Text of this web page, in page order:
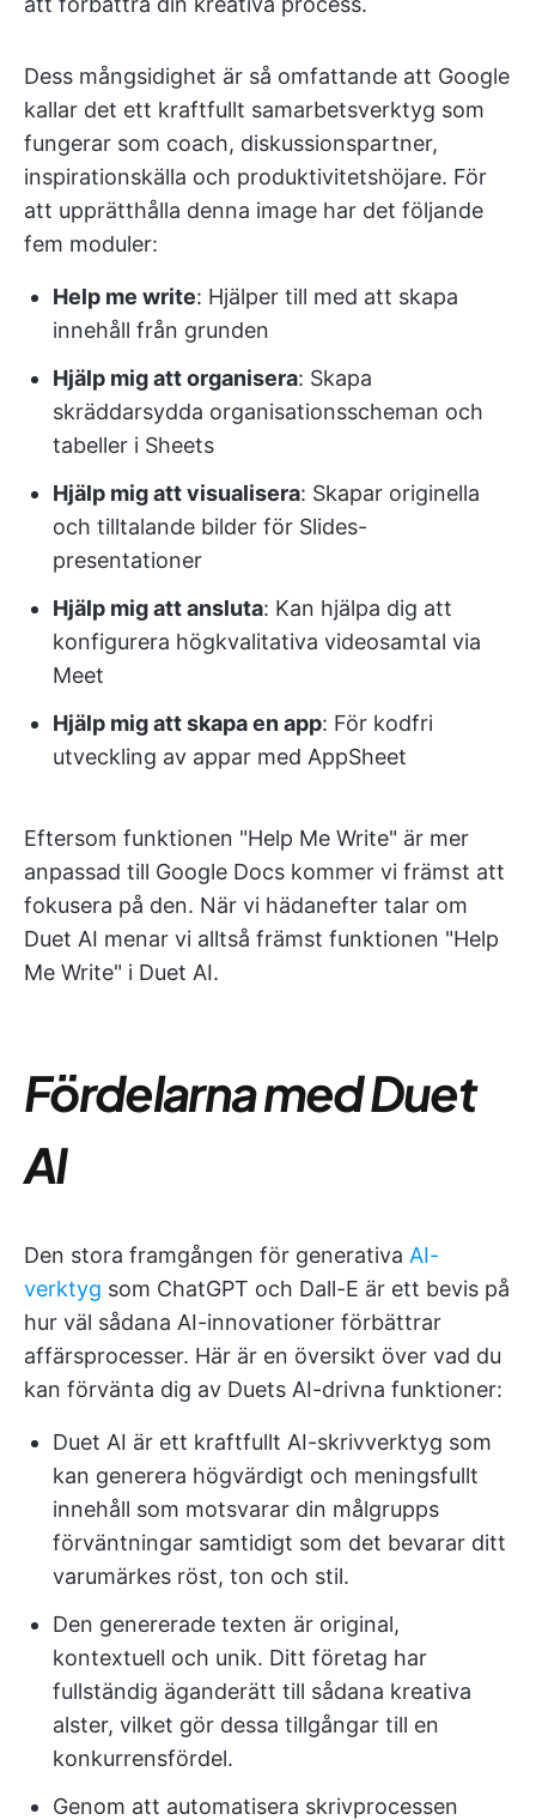
Dess mångsidighet är så omfattande att Google
kallar det ett kraftfullt samarbetsverktyg som
fungerar som coach, diskussionspartner,
inspirationskälla och produktivitetshöjare. För
att upprätthålla denna image har det följande
fem moduler:
Help me write: Hjälper till med att skapa
innehåll från grunden
Hjälp mig att organisera: Skapa
skräddarsydda organisationsscheman och
tabeller i Sheets
Hjälp mig att visualisera: Skapar originella
och tilltalande bilder för Slides-
presentationer
Hjälp mig att ansluta: Kan hjälpa dig att
konfigurera högkvalitativa videosamtal via
Meet
Hjälp mig att skapa en app: För kodfri
utveckling av appar med AppSheet
Eftersom funktionen "Help Me Write" är mer
anpassad till Google Docs kommer vi främst att
fokusera på den. När vi hädanefter talar om
Duet AI menar vi alltså främst funktionen "Help
Me Write" i Duet AI.
Fördelarna med Duet
AI
Den stora framgången för generativa AI-
verktyg som ChatGPT och Dall-E är ett bevis på
hur väl sådana AI-innovationer förbättrar
affärsprocesser. Här är en översikt över vad du
kan förvänta dig av Duets AI-drivna funktioner:
Duet AI är ett kraftfullt AI-skrivverktyg som
kan generera högvärdigt och meningsfullt
innehåll som motsvarar din målgrupps
förväntningar samtidigt som det bevarar ditt
varumärkes röst, ton och stil.
Den genererade texten är original,
kontextuell och unik. Ditt företag har
fullständig äganderätt till sådana kreativa
alster, vilket gör dessa tillgångar till en
konkurrensfördel.
Genom att automatisera skrivprocessen